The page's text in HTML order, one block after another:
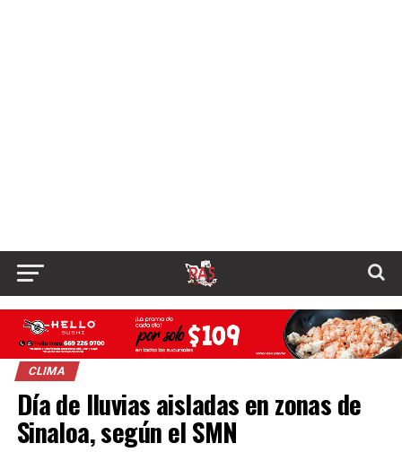
CLIMA
Día de lluvias aisladas en zonas de
Sinaloa, según el SMN